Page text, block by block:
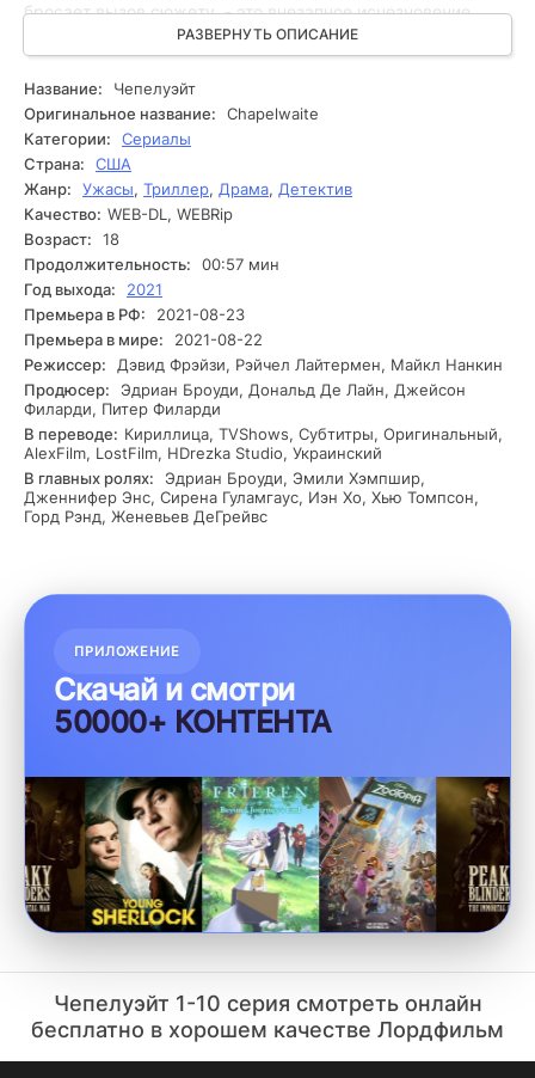
бросает вызов сюжету, - это внезапное исчезновение
одного из жителей, что заставляет их задуматься о
прошлом и беспросветных секретах, скрывающихся в
стенах старинного поместья. Исследование приводит к
тревожным открытиям. Героев преследуют видения, а
мрачные воспоминания начинают всплывать на
поверхность. Углубление в расследование происходит, и
иногда они находят следы, подтверждающие связь
между исчезновением и историями, связанными с
Чепелуэйтом. Вскоре они сталкиваются с
противостоянием - некий человек безоговорочно не хочет,
чтобы их тайны были раскрыты. На фоне нарастающего
напряжения у героев возникают сомнения в том, кому
можно доверять. В самый неблагоприятный момент они
понимают, что разгадка может оказаться ближе, чем
кажется, и решают углубиться в изучение неясной
летописи поместья.
РАЗВЕРНУТЬ ОПИСАНИЕ
Название:
Чепелуэйт
Оригинальное название:
Chapelwaite
Категории:
Сериалы
Страна:
США
Жанр:
Ужасы, Триллер, Драма, Детектив
Качество: WEB-DL, WEBRip
Возраст:
18
Продолжительность:
00:57 мин
Год выхода:
2021
Премьера в РФ:
2021-08-23
Премьера в мире:
2021-08-22
Режиссер:
Дэвид Фрэйзи, Рэйчел Лайтермен, Майкл Нанкин
Продюсер:
Эдриан Броуди, Дональд Де Лайн, Джейсон
Филарди, Питер Филарди
В переводе: Кириллица, TVShows, Субтитры, Оригинальный,
AlexFilm, LostFilm, HDrezka Studio, Украинский
В главных ролях:
Эдриан Броуди, Эмили Хэмпшир,
Дженнифер Энс, Сирена Гуламгаус, Иэн Хо, Хью Томпсон,
Горд Рэнд, Женевьев ДеГрейвс
ПРИЛОЖЕНИЕ
Скачай и смотри
50000+ КОНТЕНТА
Чепелуэйт 1-10 серия смотреть онлайн
бесплатно в хорошем качестве Лордфильм